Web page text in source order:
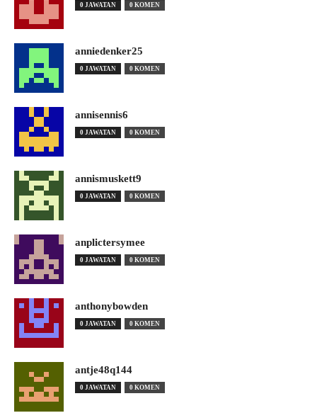
0 JAWATAN 0 KOMEN
anniedenker25
0 JAWATAN 0 KOMEN
annisennis6
0 JAWATAN 0 KOMEN
annismuskett9
0 JAWATAN 0 KOMEN
anplictersymee
0 JAWATAN 0 KOMEN
anthonybowden
0 JAWATAN 0 KOMEN
antje48q144
0 JAWATAN 0 KOMEN